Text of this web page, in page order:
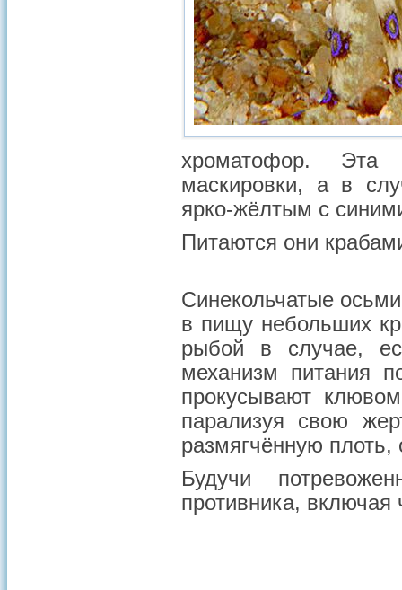
хроматофор. Эта
маскировки, а в
ярко-жёлтым с
Питаются они
Синекольчатые
в пищу небольших
рыбой в случае,
механизм питания
прокусывают
парализуя свою
размягчённую плоть,
Будучи
противника, включая